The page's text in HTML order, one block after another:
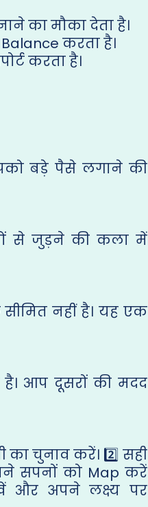
का मौका देता है।
करता है।
करता है।
बड़े पैसे लगाने की
से जुड़ने की कला में
नहीं है। यह एक
है। आप दूसरों की मदद
का चुनाव करें। 2️⃣ सही
सपनों को Map करें
और अपने लक्ष्य पर